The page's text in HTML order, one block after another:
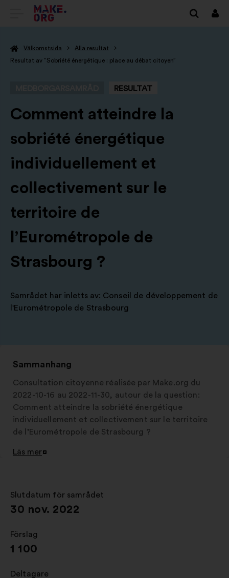
GÅ
FÖRSTASIDAN
MAKE.ORG
Välkomstsida
Alla resultat
Resultat av ”Sobriété énergétique : place au débat citoyen”
RESULTAT
-
Comment atteindre la
sobriété énergétique
individuellement et
collectivement sur le
territoire de
l’Eurométropole de
Strasbourg ?
Samrådet har inletts av: Conseil de développement de
l'Eurométropole de Strasbourg
Sammanhang
Consultation citoyenne réalisée par Make.org du
2022-10-16 au 2022-11-30, autour de la question:
Comment atteindre la sobriété énergétique
individuellement et collectivement sur le territoire
de l’Eurométropole de Strasbourg ?
Läs mer
Öppna
ny
flik
Slutdatum för samrådet
:
30 nov. 2022
Förslag
:
1 100
Deltagare
: